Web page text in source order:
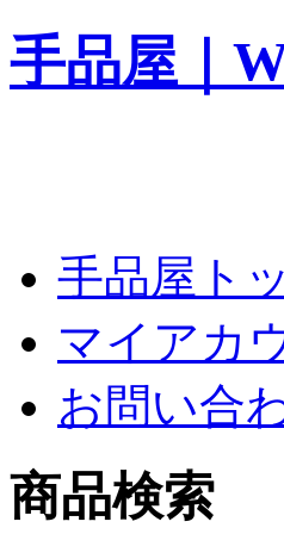
手品屋｜
手品屋ト
マイアカ
お問い合
商品検索